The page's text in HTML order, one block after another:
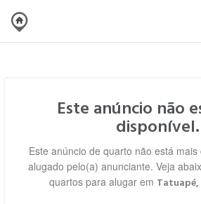
Este anúncio não
disponível.
Este anúncio de quarto não está
alugado pelo(a) anunciante. Veja
quartos para alugar em Tatuapé,